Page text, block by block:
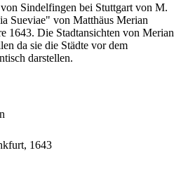
Sindelfingen bei Stuttgart von M.
Sueviae" von Matthäus Merian
1643. Die Stadtansichten von Merian
da sie die Städte vor dem
darstellen.
1643